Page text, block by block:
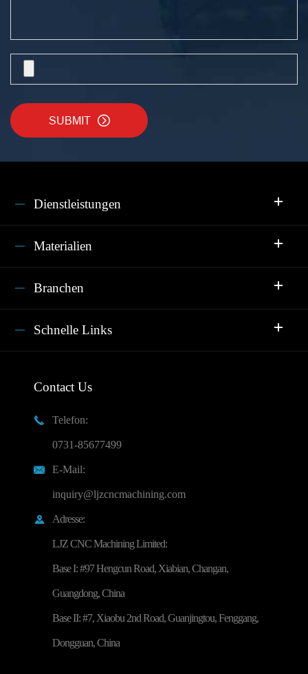
SUBMIT 
Dienstleistungen
Materialien
Branchen
Schnelle Links
Contact Us

Telefon:
0731-85677499

E-Mail:
inquiry@ljzcncmachining.com

Adresse:
LJZ CNC Machining Limited:
Base I: #97 Hengcun Road, Xiabian, Changan,
Guangdong, China
Base II: #7, Xiaobu 2nd Road, Guanjingtou, Fenggang,
Dongguan, China